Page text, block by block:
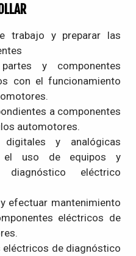
trabajo y preparar las
y componentes
con el funcionamiento
a componentes
automotores.
digitales y analógicas
el uso de equipos y
diagnóstico eléctrico
efectuar mantenimiento
eléctricos de
eléctricos de diagnóstico